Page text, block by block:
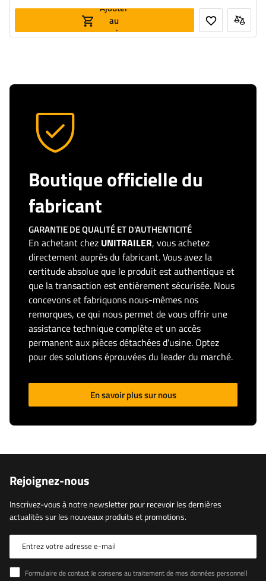
Ajouter
au
panier
Boutique officielle du
fabricant
GARANTIE DE QUALITÉ ET D'AUTHENTICITÉ
En achetant chez UNITRAILER, vous achetez
directement auprès du fabricant. Vous avez la
certitude absolue que le produit est authentique et
que la transaction est entièrement sécurisée. Nous
concevons et fabriquons nous-mêmes nos
remorques, ce qui nous permet de vous offrir une
assistance technique complète et un accès
permanent aux pièces détachées d'usine. Optez
pour des solutions éprouvées du leader du marché.
En savoir plus sur nous
Rejoignez-nous
Inscrivez-vous à notre newsletter pour recevoir les dernières
actualités sur les nouveaux produits et promotions.
Entrez votre adresse e-mail
Formulaire de contact Je consens au traitement de mes données personnelles contenues dans le formulaire de contact conformément au règlement du Parlement européen et du Conseil (UE)